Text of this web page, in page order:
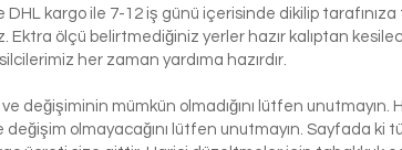
kargo ile 7-12 iş günü içerisinde dikilip
Ektra ölçü belirtmediğiniz yerler hazır kalıptan
her zaman yardıma hazırdır.
değişiminin mümkün olmadığını lütfen unutmayın.
değişim olmayacağını lütfen unutmayın. Sayfada